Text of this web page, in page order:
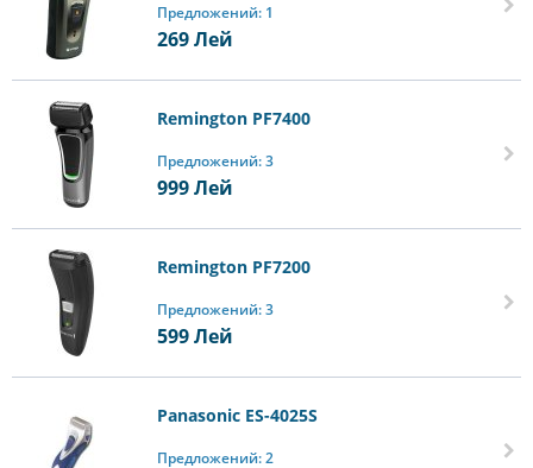
Предложений: 1
269Лей
Remington PF7400
Предложений: 3
999Лей
Remington PF7200
Предложений: 3
599Лей
Panasonic ES-4025S
Предложений: 2